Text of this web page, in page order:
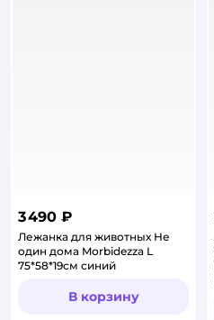
3 490 ₽
Лежанка для животных Не
один дома Morbidezza L
75*58*19см синий
В корзину